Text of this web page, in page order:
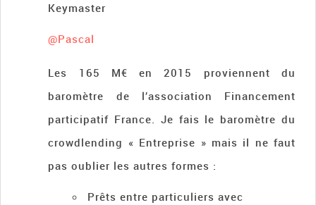
Keymaster
@Pascal
Les 165 M€ en 2015 proviennent du
baromètre de l’association Financement
participatif France. Je fais le baromètre du
crowdlending « Entreprise » mais il ne faut
pas oublier les autres formes :
Prêts entre particuliers avec